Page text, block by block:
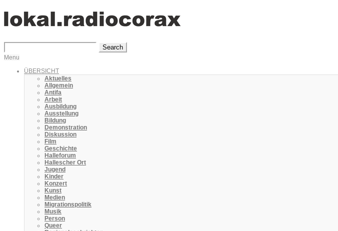
Search
Menu
ÜBERSICHT
Aktuelles
Allgemein
Antifa
Arbeit
Ausbildung
Ausstellung
Bildung
Demonstration
Diskussion
Film
Geschichte
Halleforum
Hallescher Ort
Jugend
Kinder
Konzert
Kunst
Medien
Migrationspolitik
Musik
Person
Queer